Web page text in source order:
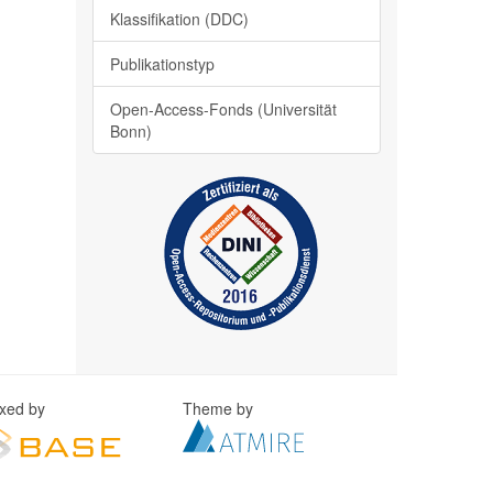
Klassifikation (DDC)
Publikationstyp
Open-Access-Fonds (Universität
Bonn)
by Theme by